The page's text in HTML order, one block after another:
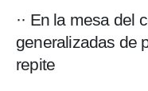
·· En la mesa del
generalizadas de
repite